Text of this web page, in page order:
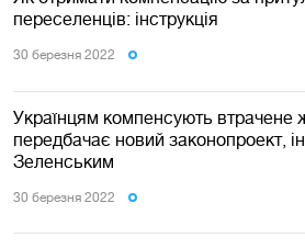
переселенців: інструкція
30 березня 2022
Українцям компенсують втрачене
передбачає новий законопроект,
Зеленським
30 березня 2022